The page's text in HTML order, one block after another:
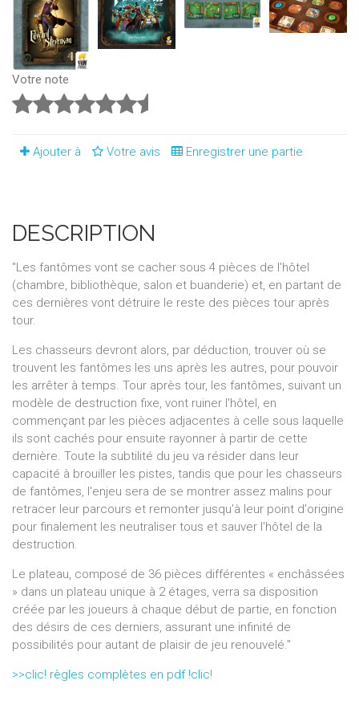
Votre note
Ajouter à Votre avis Enregistrer une partie
DESCRIPTION
"Les fantômes vont se cacher sous 4 pièces de l'hôtel
(chambre, bibliothèque, salon et buanderie) et, en partant de
ces dernières vont détruire le reste des pièces tour après
tour.
Les chasseurs devront alors, par déduction, trouver où se
trouvent les fantômes les uns après les autres, pour pouvoir
les arrêter à temps. Tour après tour, les fantômes, suivant un
modèle de destruction fixe, vont ruiner l'hôtel, en
commençant par les pièces adjacentes à celle sous laquelle
ils sont cachés pour ensuite rayonner à partir de cette
dernière. Toute la subtilité du jeu va résider dans leur
capacité à brouiller les pistes, tandis que pour les chasseurs
de fantômes, l'enjeu sera de se montrer assez malins pour
retracer leur parcours et remonter jusqu'à leur point d'origine
pour finalement les neutraliser tous et sauver l'hôtel de la
destruction.
Le plateau, composé de 36 pièces différentes « enchâssées
» dans un plateau unique à 2 étages, verra sa disposition
créée par les joueurs à chaque début de partie, en fonction
des désirs de ces derniers, assurant une infinité de
possibilités pour autant de plaisir de jeu renouvelé."
>>clic! règles complètes en pdf !clic!